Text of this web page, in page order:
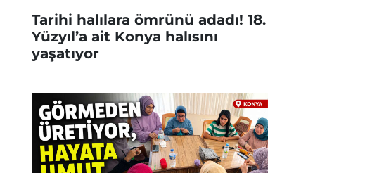
Tarihi halılara ömrünü adadı! 18.
Yüzyıl’a ait Konya halısını
yaşatıyor